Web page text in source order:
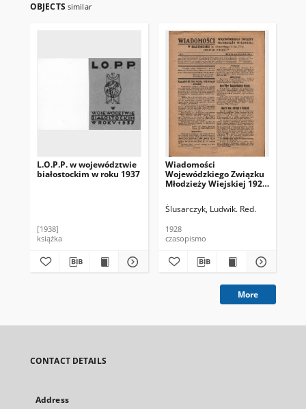
OBJECTS similar
L.O.P.P. w województwie
białostockim w roku 1937
[1938]
książka
Wiadomości
Wojewódzkiego Związku
Młodzieży Wiejskiej 1928,
Ślusarczyk, Ludwik. Red.
1928
czasopismo
More
CONTACT DETAILS
Address